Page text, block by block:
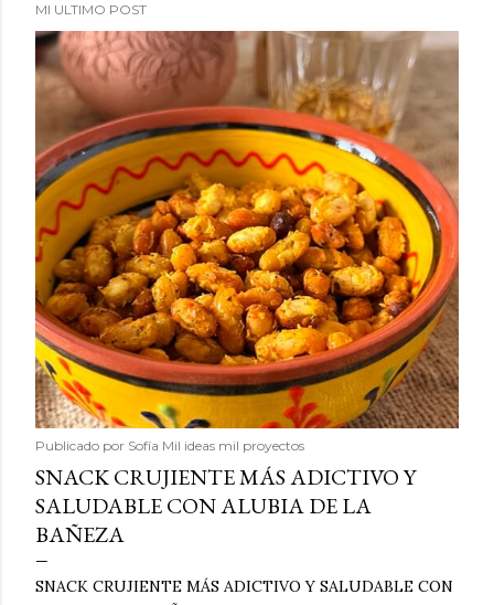
MI ULTIMO POST
Publicado por Sofía Mil ideas mil proyectos
SNACK CRUJIENTE MÁS ADICTIVO Y
SALUDABLE CON ALUBIA DE LA
BAÑEZA
SNACK CRUJIENTE MÁS ADICTIVO Y SALUDABLE CON